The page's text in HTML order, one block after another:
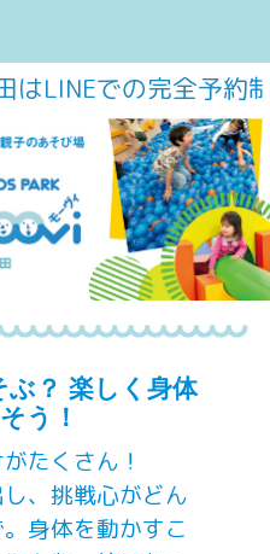
はLINEでの完全予約
ぶ？ 楽しく身体
う！
たくさん！
、挑戦心がどん
身体を動かすこ